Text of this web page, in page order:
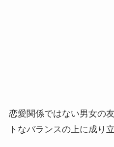
恋愛関係ではない男女の
トなバランスの上に成り